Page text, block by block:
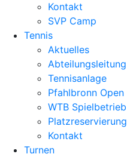
Kontakt
SVP Camp
Tennis
Aktuelles
Abteilungsleitung
Tennisanlage
Pfahlbronn Open
WTB Spielbetrieb
Platzreservierung
Kontakt
Turnen